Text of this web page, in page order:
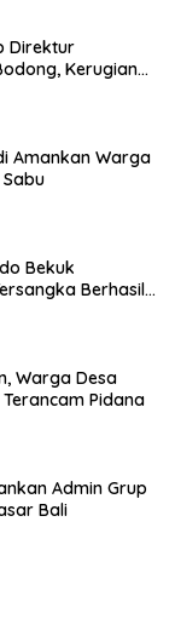
Direktur
Kerugian
Amankan Warga
Bekuk
Berhasil
Warga Desa
Pidana
Admin Grup
Bali